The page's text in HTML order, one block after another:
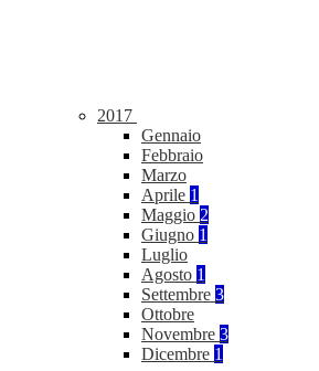
2017
Gennaio
Febbraio
Marzo
Aprile 1
Maggio 2
Giugno 1
Luglio
Agosto 1
Settembre 3
Ottobre
Novembre 3
Dicembre 1